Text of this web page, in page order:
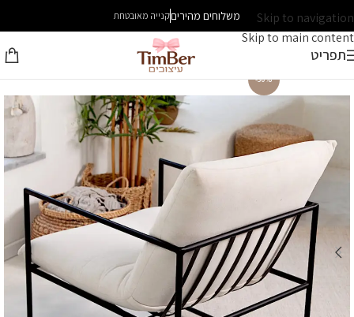
Skip to navigation
Skip to main content
משלוחים מהיריםקנייה מאובטחת
תפריט
-30%